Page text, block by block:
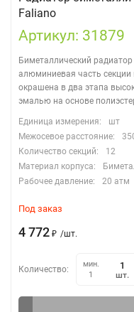
Faliano
Артикул: 31879
Биметаллический
алюминиевая часть секции
окрашена в два этапа
эмалью на основе
Единица измерения:
шт
Межосевое расстояние:
Количество секций:
12
Материал корпуса:
Рабочее давление:
20 атм
Под заказ
4 772 ₽ /шт.
Количество:
мин.
1
шт.